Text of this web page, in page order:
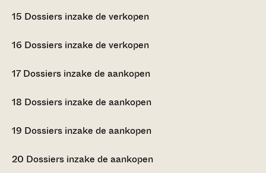
15 Dossiers inzake de verkopen
16 Dossiers inzake de verkopen
17 Dossiers inzake de aankopen
18 Dossiers inzake de aankopen
19 Dossiers inzake de aankopen
20 Dossiers inzake de aankopen